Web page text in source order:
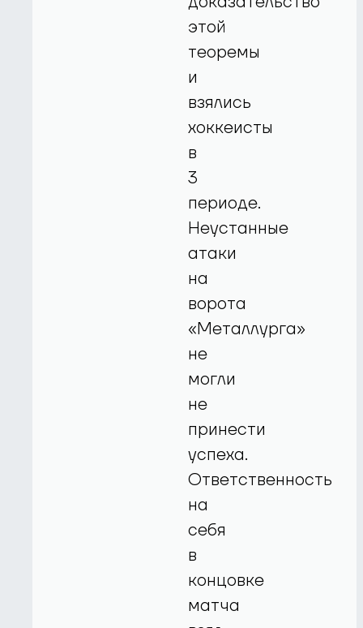
этой
теоремы
и
взялись
хоккеисты
в
3
периоде.
Неустанные
атаки
на
ворота
«Металлурга»
не
могли
не
принести
успеха.
Ответственность
на
себя
в
концовке
матча